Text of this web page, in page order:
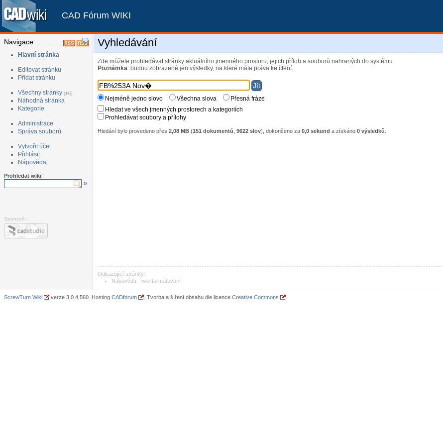
CAD Fórum WIKI
Navigace
Hlavní stránka
Editovat stránku
Přidat stránku
Všechny stránky (143)
Náhodná stránka
Kategorie
Administrace
Správa souborů
Vytvořit účet
Přihlásit
Nápověda
Prohledat wiki
»
Sponzoři:
Vyhledávání
Zde můžete prohledávat stránky aktuálního jmenného prostoru, jejich příloh a souborů nahraných do systému.
Poznámka: budou zobrazené jen výsledky, na které máte práva ke čtení.
Nejméně jedno slovo Všechna slova
Přesná fráze
Hledat ve všech jmenných prostorech a kategoriích
Prohledávat soubory a přílohy
Hledání bylo provedeno přes 2,08 MB (151 dokumentů 9622 slov), dokončeno za 0,0 sekund a získáno 0 výsledků
Odkazující stránky:
Nápověda - wiki formátování
ScrewTurn Wiki verze 3.0.4.560. Hosting CADforum . Tvorba a šíření obsahu dle licence Creative Commons